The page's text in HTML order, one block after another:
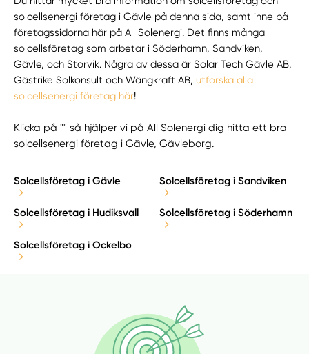
solcellsenergi företag i Gävle på denna sida, samt inne på
företagssidorna här på All Solenergi. Det finns många
solcellsföretag som arbetar i Söderhamn, Sandviken,
Gävle, och Storvik. Några av dessa är Solar Tech Gävle AB,
Gästrike Solkonsult och Wängkraft AB,utforska alla
solcellsenergi företag här!
Klicka på "" så hjälper vi på All Solenergi dig hitta ett bra
solcellsenergi företag i Gävle, Gävleborg.
Solcellsföretag i Gävle Solcellsföretag i Sandviken
Solcellsföretag i Hudiksvall Solcellsföretag i Söderhamn
Solcellsföretag i Ockelbo